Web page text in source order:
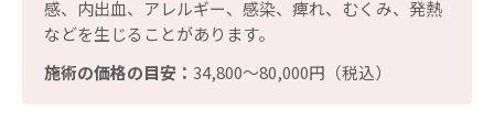
感、内出血、アレルギー、感染、痺れ、むくみ、発熱
などを生じることがあります。
施術の価格の目安： 34,800〜80,000円（税込）